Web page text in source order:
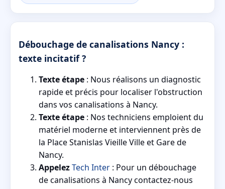
Débouchage de canalisations Nancy :
texte incitatif ?
Texte étape : Nous réalisons un diagnostic
rapide et précis pour localiser l'obstruction
dans vos canalisations à Nancy.
Texte étape : Nos techniciens emploient du
matériel moderne et interviennent près de
la Place Stanislas Vieille Ville et Gare de
Nancy.
AppelezTech Inter : Pour un débouchage
de canalisations à Nancy contactez-nous